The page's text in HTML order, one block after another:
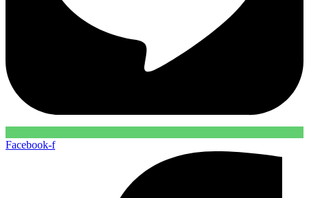
Facebook-f